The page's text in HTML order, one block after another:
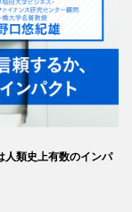
人類史上有数のインパ